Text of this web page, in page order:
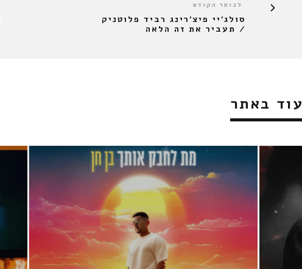
לכותר הקודם
סולג'יי פיצ'רינג רביד פלוטניק
/ תעביר את זה הלאה
עוד באתר